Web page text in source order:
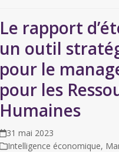
Le rapport
un outil
pour le
pour les
Humaines
31 mai 2023
Intelligence économique,